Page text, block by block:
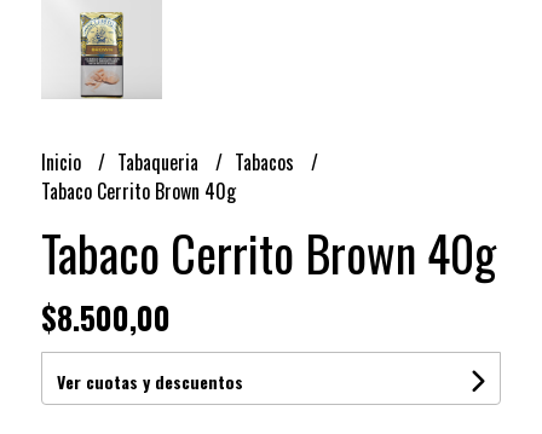
Inicio Tabaqueria
Tabacos
Tabaco Cerrito Brown 40g
Tabaco Cerrito Brown 40g
$8.500,00
Ver cuotas y descuentos